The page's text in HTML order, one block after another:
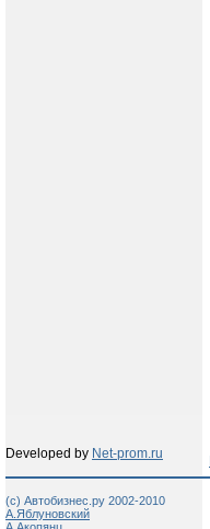
Developed by Net-prom.ru
(c) Автобизнес.ру 2002-2010
А.Яблуновский